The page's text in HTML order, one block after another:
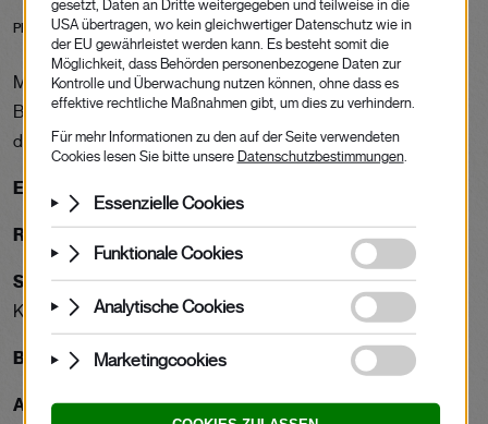
PRODUKTBESCHREIBUNG
Mineralik pur aus der spannendsten Weißweinlage des
Burgenlands. Himmelreich Weine sind Unikate ihrer Herkunft
die in Erinnerung bleiben.
Empfohlene Trinktemperatur:
Restzuckergehalt:trocken
Speisebegleitung:deftige Speisen aus der österreichischen
Küche
Boden: große Schieferplatten
Ausbau:große Holzfässer (500 Liter und mehr)